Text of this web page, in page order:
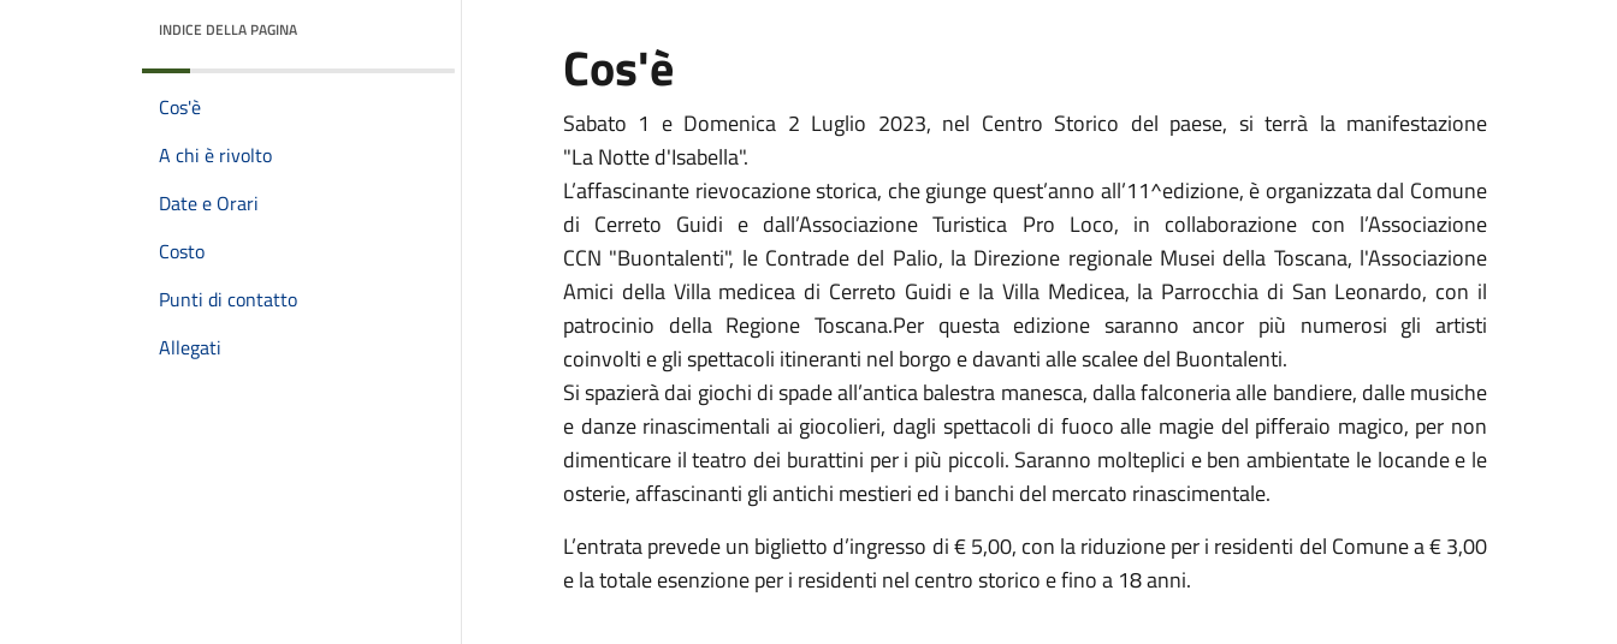
INDICE DELLA PAGINA
Cos'è
A chi è rivolto
Date e Orari
Costo
Punti di contatto
Allegati
Cos'è
Sabato 1 e Domenica 2 Luglio 2023, nel Centro Storico del paese, si terrà la manifestazione
"La Notte d'Isabella".
L’affascinante rievocazione storica, che giunge quest’anno all’11^edizione, è organizzata dal Comune
di Cerreto Guidi e dall’Associazione Turistica Pro Loco, in collaborazione con l’Associazione
CCN "Buontalenti", le Contrade del Palio, la Direzione regionale Musei della Toscana, l'Associazione
Amici della Villa medicea di Cerreto Guidi e la Villa Medicea, la Parrocchia di San Leonardo, con il
patrocinio della Regione Toscana.Per questa edizione saranno ancor più numerosi gli artisti
coinvolti e gli spettacoli itineranti nel borgo e davanti alle scalee del Buontalenti.
Si spazierà dai giochi di spade all’antica balestra manesca, dalla falconeria alle bandiere, dalle musiche
e danze rinascimentali ai giocolieri, dagli spettacoli di fuoco alle magie del pifferaio magico, per non
dimenticare il teatro dei burattini per i più piccoli. Saranno molteplici e ben ambientate le locande e le
osterie, affascinanti gli antichi mestieri ed i banchi del mercato rinascimentale.
L’entrata prevede un biglietto d’ingresso di € 5,00, con la riduzione per i residenti del Comune a € 3,00
e la totale esenzione per i residenti nel centro storico e fino a 18 anni.